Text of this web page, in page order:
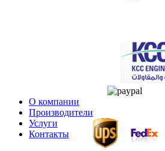
О компании
Производители
Услуги
Контакты